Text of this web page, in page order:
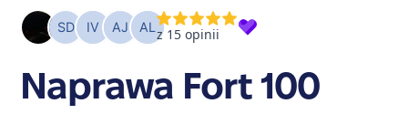
Naprawa Fort 100